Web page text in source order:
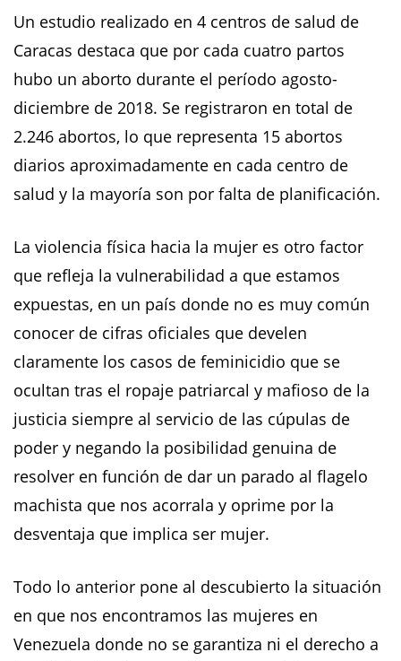
Un estudio realizado en 4 centros de salud de
Caracas destaca que por cada cuatro partos
hubo un aborto durante el período agosto-
diciembre de 2018. Se registraron en total de
2.246 abortos, lo que representa 15 abortos
diarios aproximadamente en cada centro de
salud y la mayoría son por falta de planificación.
La violencia física hacia la mujer es otro factor
que refleja la vulnerabilidad a que estamos
expuestas, en un país donde no es muy común
conocer de cifras oficiales que develen
claramente los casos de feminicidio que se
ocultan tras el ropaje patriarcal y mafioso de la
justicia siempre al servicio de las cúpulas de
poder y negando la posibilidad genuina de
resolver en función de dar un parado al flagelo
machista que nos acorrala y oprime por la
desventaja que implica ser mujer.
Todo lo anterior pone al descubierto la situación
en que nos encontramos las mujeres en
Venezuela donde no se garantiza ni el derecho a